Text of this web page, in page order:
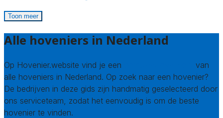
Toon meer
Alle hoveniers in Nederland
Op Hovenier.website vind je een
van
alle hoveniers in Nederland. Op zoek naar een hovenier?
De bedrijven in deze gids zijn handmatig geselecteerd door
ons serviceteam, zodat het eenvoudig is om de beste
hovenier te vinden.